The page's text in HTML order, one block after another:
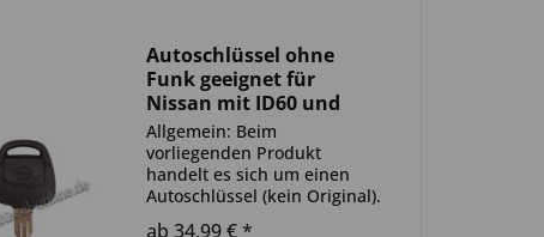
Autoschlüssel ohne
Funk geeignet für
Nissan mit ID60 und
NSN11 (Aftermarket
Produkt)
Allgemein: Beim
vorliegenden Produkt
handelt es sich um einen
Autoschlüssel (kein Original).
Es ist eine Wegfahrsperre
ab 34,99 € *